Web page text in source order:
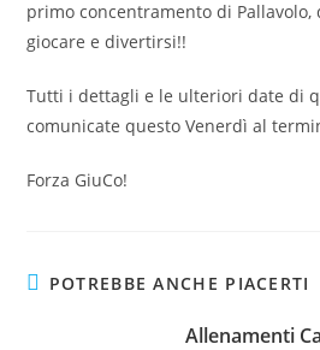
primo concentramento di
giocare e divertirsi!!
Tutti i dettagli e le ulteriori date di
comunicate questo Venerdì al
Forza GiuCo!
POTREBBE ANCHE PIACERTI
Allenamenti